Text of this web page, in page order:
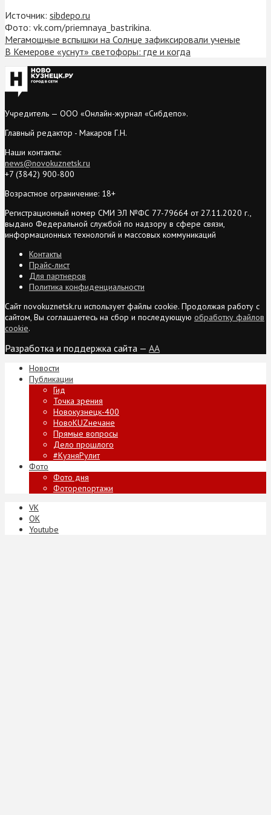
Источник: sibdepo.ru
Фото: vk.com/priemnaya_bastrikina.
Мегамощные вспышки на Солнце зафиксировали ученые
В Кемерове «уснут» светофоры: где и когда
Учредитель — ООО «Онлайн-журнал «Сибдепо».
Главный редактор - Макаров Г.Н.
Наши контакты:
news@novokuznetsk.ru
+7 (3842) 900-800
Возрастное ограничение: 18+
Регистрационный номер СМИ ЭЛ №ФС 77-79664 от 27.11.2020 г.,
выдано Федеральной службой по надзору в сфере связи,
информационных технологий и массовых коммуникаций
Контакты
Прайс-лист
Для партнеров
Политика конфиденциальности
Сайт novokuznetsk.ru использует файлы cookie. Продолжая работу с
сайтом, Вы соглашаетесь на сбор и последующую обработку файлов
cookie.
Разработка и поддержка сайта — AA
Новости
Публикации
Гид
Точка зрения
Новокузнецк-400
НовоKUZнечане
Прямые вопросы
Дело прошлого
#КузняРулит
Фото
Фото дня
Фоторепортажи
VK
ОК
Youtube